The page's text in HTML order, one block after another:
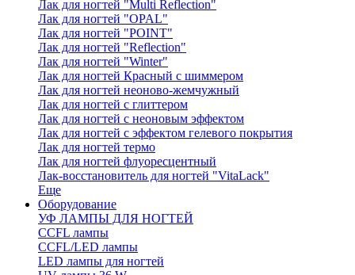
Лак для ногтей "Multi Reflection"
Лак для ногтей "OPAL"
Лак для ногтей "POINT"
Лак для ногтей "Reflection"
Лак для ногтей "Winter"
Лак для ногтей Красный с шиммером
Лак для ногтей неоново-жемчужный
Лак для ногтей с глиттером
Лак для ногтей с неоновым эффектом
Лак для ногтей с эффектом гелевого покрытия
Лак для ногтей термо
Лак для ногтей флуоресцентный
Лак-восстановитель для ногтей "VitaLack"
Еще
Оборудование
УФ ЛАМПЫ ДЛЯ НОГТЕЙ
CCFL лампы
CCFL/LED лампы
LED лампы для ногтей